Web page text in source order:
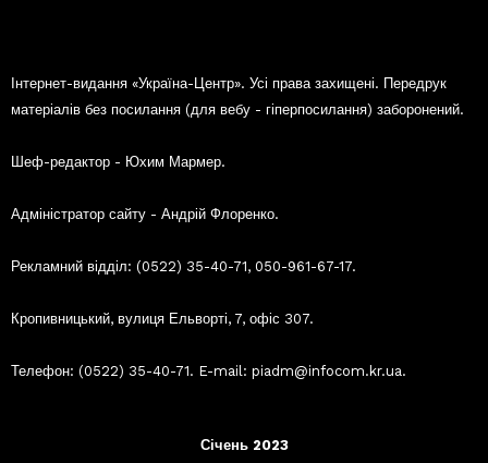
Інтернет-видання «Україна-Центр». Усі права захищені. Передрук
матеріалів без посилання (для вебу - гіперпосилання) заборонений.
Шеф-редактор - Юхим Мармер.
Адміністратор сайту - Андрій Флоренко.
Рекламний відділ: (0522) 35-40-71, 050-961-67-17.
Кропивницький, вулиця Ельворті, 7, офіс 307.
Телефон: (0522) 35-40-71. E-mail: piadm@infocom.kr.ua.
Січень 2023